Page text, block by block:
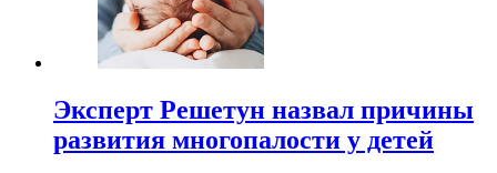
Эксперт Решетун назвал причины
развития многопалости у детей